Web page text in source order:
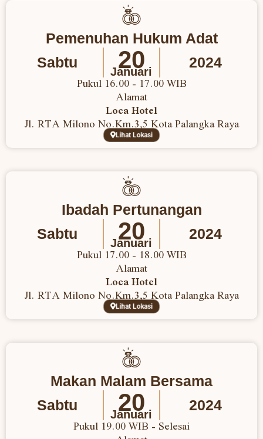
Pemenuhan Hukum Adat
Sabtu
20
Januari
2024
Pukul 16.00 - 17.00 WIB
Alamat
Loca Hotel
Jl. RTA Milono No.Km.3,5 Kota Palangka Raya
Lihat Lokasi
Ibadah Pertunangan
Sabtu
20
Januari
2024
Pukul 17.00 - 18.00 WIB
Alamat
Loca Hotel
Jl. RTA Milono No.Km.3,5 Kota Palangka Raya
Lihat Lokasi
Makan Malam Bersama
Sabtu
20
Januari
2024
Pukul 19.00 WIB - Selesai